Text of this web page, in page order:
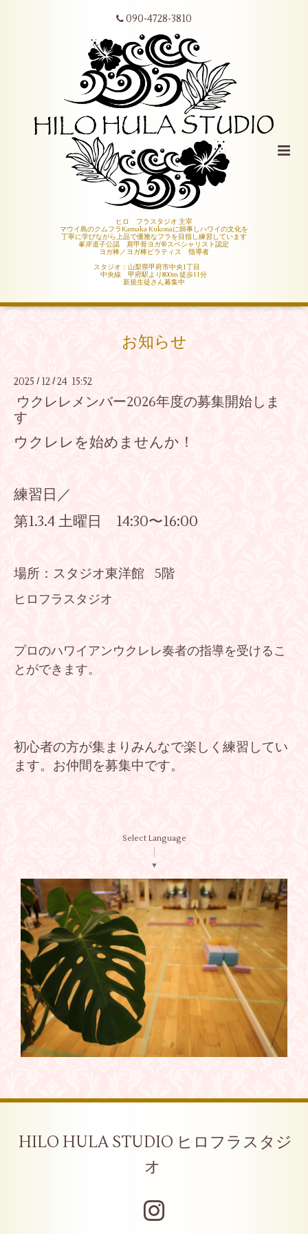
090-4728-3810
ヒロ フラスタジオ 主宰
マウイ島のクムフラKamaka Kukonaに師事しハワイの文化を
丁寧に学びながら上品で優雅なフラを目指し練習しています
峯岸道子公認 肩甲骨ヨガ®︎スペシャリスト認定
ヨガ棒／ヨガ棒ピラティス 指導者
スタジオ：山梨県甲府市中央1丁目
中央線 甲府駅より800m 徒歩11分
新規生徒さん募集中
お知らせ
2025 / 12 /24 15:52
ウクレレメンバー2026年度の募集開始しま
す
ウクレレを始めませんか！
練習日／
第1.3.4 土曜日 14:30〜16:00
場所：スタジオ東洋館 5階
ヒロフラスタジオ
プロのハワイアンウクレレ奏者の指導を受けるこ
とができます。
初心者の方が集まりみんなで楽しく練習してい
ます。 お仲間を募集中です。
Select Language
▼
HILO HULA STUDIO ヒロフラスタジ
オ